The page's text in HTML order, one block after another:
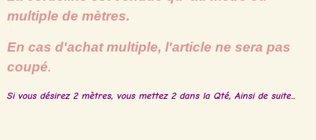
multiple de mètres.
En cas d'achat multiple, l'article ne sera pas
coupé.
Si vous désirez 2 mètres, vous mettez 2 dans la Qté, Ainsi de suite...